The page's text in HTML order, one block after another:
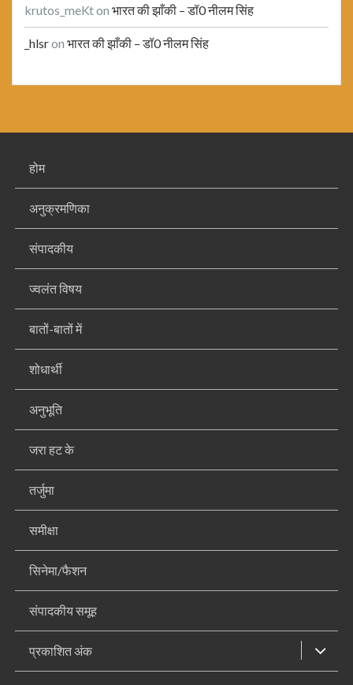
krutos_meKton भारत की झाँकी – डॉ0 नीलम सिंह
_hlsron भारत की झाँकी – डॉ0 नीलम सिंह
होम
अनुक्रमणिका
संपादकीय
ज्वलंत विषय
बातों-बातों में
शोधार्थी
अनुभूति
जरा हट के
तर्जुमा
समीक्षा
सिनेमा/फैशन
संपादकीय समूह
प्रकाशित अंक